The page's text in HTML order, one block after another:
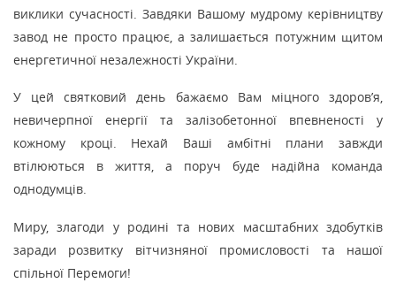
виклики сучасності. Завдяки Вашому мудрому керівництву
завод не просто працює, а залишається потужним щитом
енергетичної незалежності України.
У цей святковий день бажаємо Вам міцного здоров’я,
невичерпної енергії та залізобетонної впевненості у
кожному кроці. Нехай Ваші амбітні плани завжди
втілюються в життя, а поруч буде надійна команда
однодумців.
Миру, злагоди у родині та нових масштабних здобутків
заради розвитку вітчизняної промисловості та нашої
спільної Перемоги!